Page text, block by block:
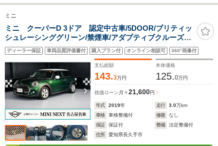
ミニ
ミニ クーパーD 3ドア 認定中古車/5DOOR/ブリティッ
シュレーシンググリーン/禁煙車/アダプティブクルーズコ
ントロール/衝突軽減ブレーキ/純正ナビゲーション/純正バ
ックカメラ
ディーラー保証 車両品質評価書付 購入プラン付 オンライン相談可 360°画像付
支払総額
143.3万円
本体価格
125.0万円
残価ローン 月々21,600円
年式 2019年 走行 3.0万km
車検
車検整備付 修復
なし
保証
保証付 整備
法定整備付
住所
愛知県長久手市